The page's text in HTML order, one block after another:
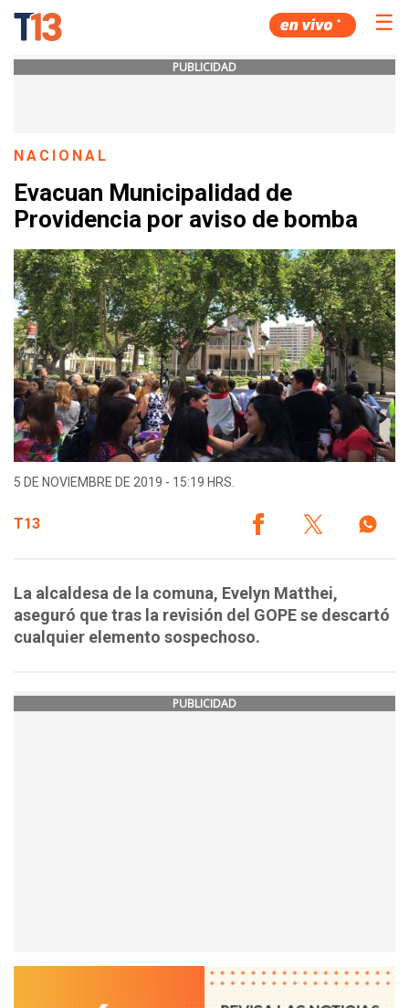
☰
PUBLICIDAD
NACIONAL
Evacuan Municipalidad de
Providencia por aviso de bomba
5 DE NOVIEMBRE DE 2019 - 15:19 HRS.
T13
La alcaldesa de la comuna, Evelyn Matthei,
aseguró que tras la revisión del GOPE se descartó
cualquier elemento sospechoso.
PUBLICIDAD